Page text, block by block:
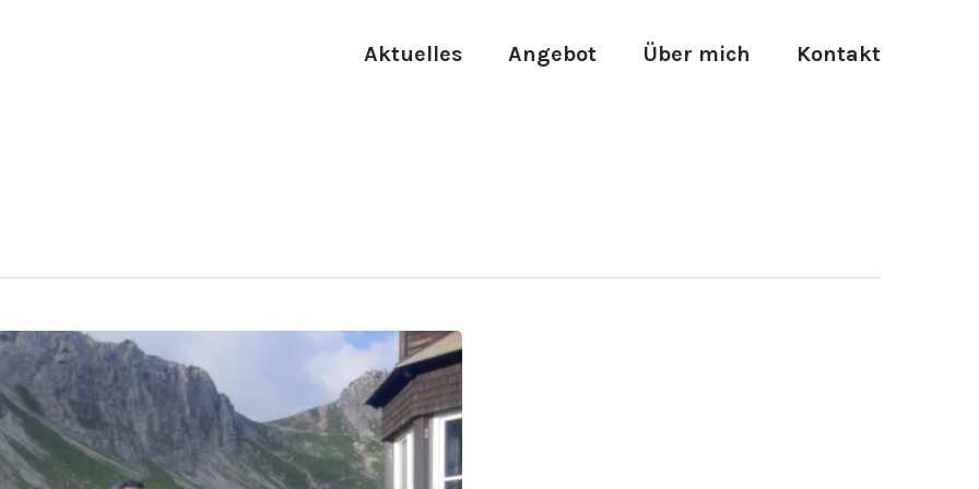
Aktuelles Angebot Über mich Kontakt